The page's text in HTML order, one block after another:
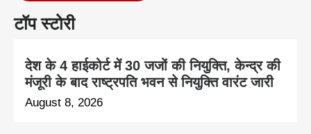
टॉप स्टोरी
देश के 4 हाईकोर्ट में 30 जजों की नियुक्ति, केन्द्र की
मंजूरी के बाद राष्ट्रपति भवन से नियुक्ति वारंट जारी
August 8, 2026